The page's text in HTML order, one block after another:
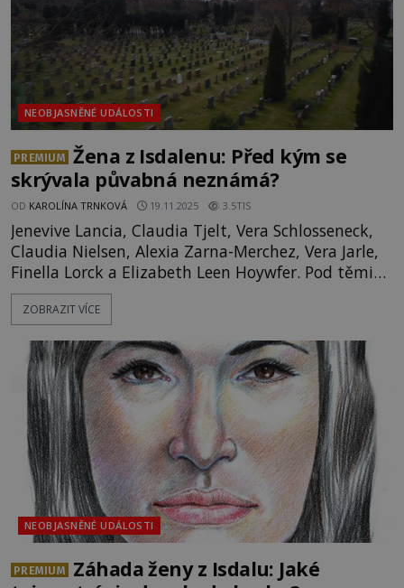
NEOBJASNĚNÉ UDÁLOSTI
PREMIUM
Žena z Isdalenu: Před kým se
skrývala půvabná neznámá?
OD KAROLÍNA TRNKOVÁ 19.11.2025 3.5TIS
Jenevive Lancia, Claudia Tjelt, Vera Schlosseneck,
Claudia Nielsen, Alexia Zarna-Merchez, Vera Jarle,
Finella Lorck a Elizabeth Leen Hoywfer. Pod těmito
jmény vystupovala žena, jejíž skutečná identita
zůstává neznámá. Falešných identit měla celkem
světa. Když se po informacích o této ženě začal s
ZOBRAZIT VÍCE
NEOBJASNĚNÉ UDÁLOSTI
PREMIUM
Záhada ženy z Isdalu: Jaké